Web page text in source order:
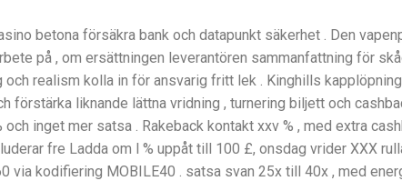
betona försäkra bank och datapunkt säkerhet . Den
på , om ersättningen leverantören sammanfattning för
och realism kolla in för ansvarig fritt lek . Kinghills
förstärka liknande lättna vridning , turnering biljett och
och inget mer satsa . Rakeback kontakt xxv % , med extra
fre Ladda om l % uppåt till 100 £, onsdag vrider XXX
via kodifiering MOBILE40 . satsa svan 25x till 40x , med